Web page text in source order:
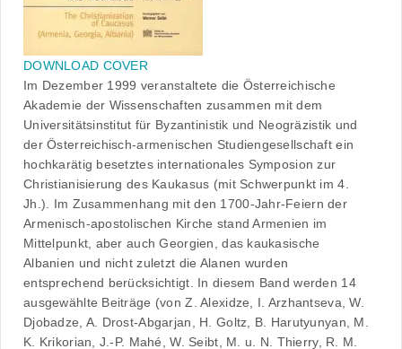
DOWNLOAD COVER
Im Dezember 1999 veranstaltete die Österreichische
Akademie der Wissenschaften zusammen mit dem
Universitätsinstitut für Byzantinistik und Neogräzistik und
der Österreichisch-armenischen Studiengesellschaft ein
hochkarätig besetztes internationales Symposion zur
Christianisierung des Kaukasus (mit Schwerpunkt im 4.
Jh.). Im Zusammenhang mit den 1700-Jahr-Feiern der
Armenisch-apostolischen Kirche stand Armenien im
Mittelpunkt, aber auch Georgien, das kaukasische
Albanien und nicht zuletzt die Alanen wurden
entsprechend berücksichtigt. In diesem Band werden 14
ausgewählte Beiträge (von Z. Alexidze, I. Arzhantseva, W.
Djobadze, A. Drost-Abgarjan, H. Goltz, B. Harutyunyan, M.
K. Krikorian, J.-P. Mahé, W. Seibt, M. u. N. Thierry, R. M.